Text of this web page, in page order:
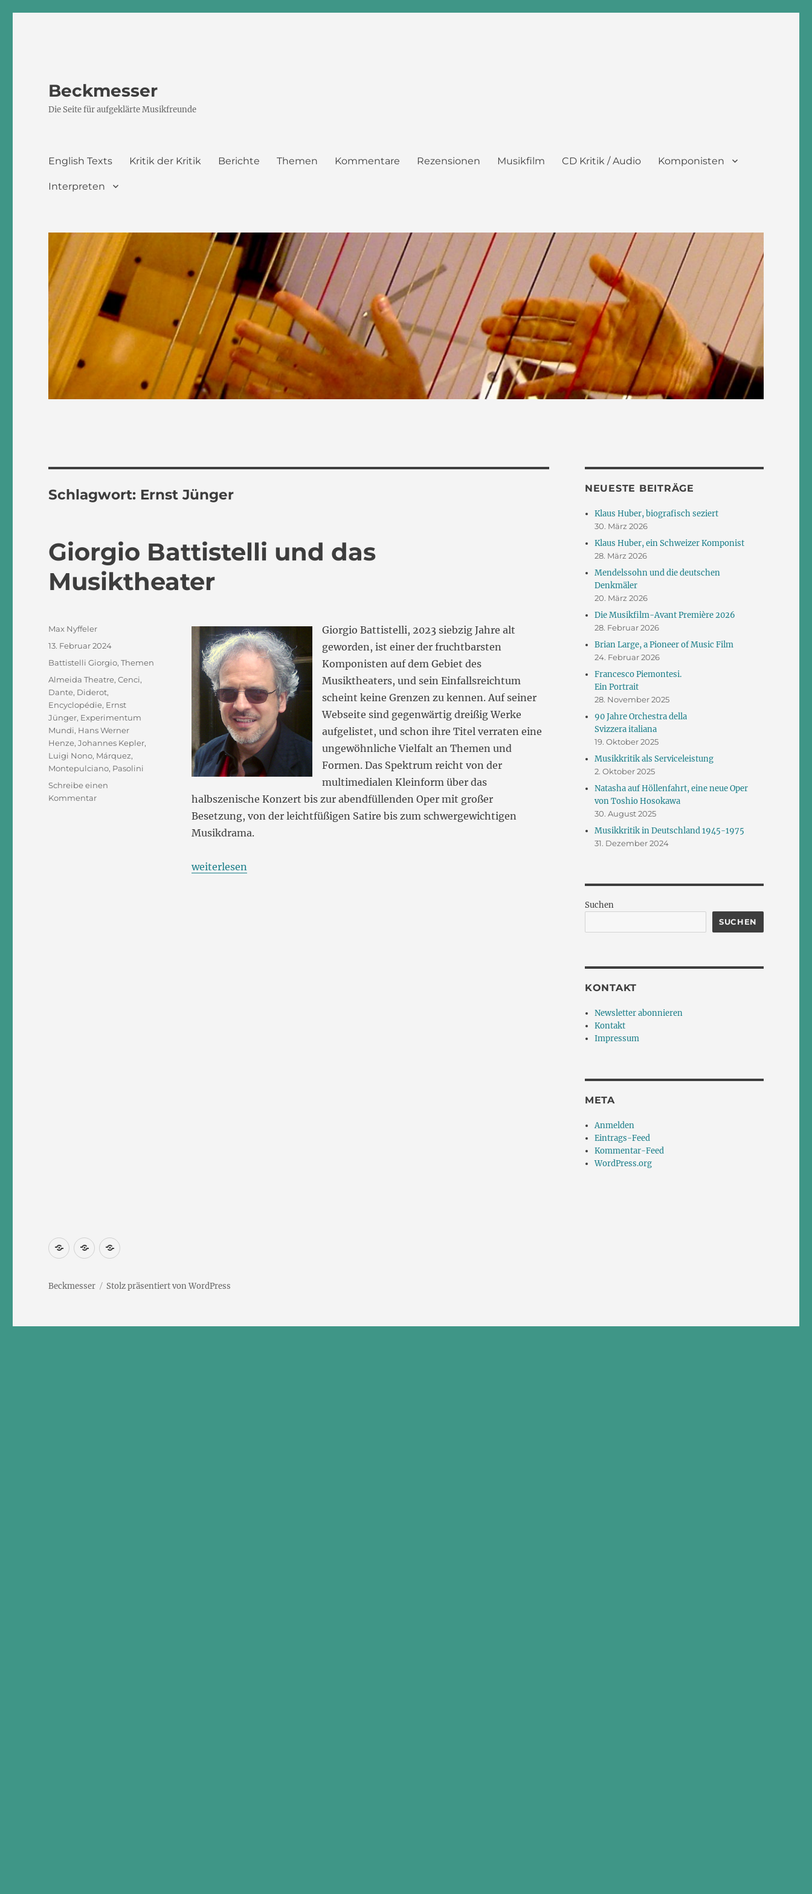
Beckmesser
Die Seite für aufgeklärte Musikfreunde
English Texts Kritik der Kritik Berichte Themen Kommentare Rezensionen Musikfilm CD Kritik / Audio Komponisten
Interpreten
Schlagwort: Ernst Jünger
Giorgio Battistelli und das
Musiktheater
Giorgio Battistelli, 2023 siebzig Jahre alt
geworden, ist einer der fruchtbarsten
Komponisten auf dem Gebiet des
Musiktheaters, und sein Einfallsreichtum
scheint keine Grenzen zu kennen. Auf seiner
Webseite sind gegenwärtig dreißig Werke
aufgelistet, und schon ihre Titel verraten eine
ungewöhnliche Vielfalt an Themen und
Formen. Das Spektrum reicht von der
multimedialen Kleinform über das
halbszenische Konzert bis zur abendfüllenden Oper mit großer
Besetzung, von der leichtfüßigen Satire bis zum schwergewichtigen
Musikdrama.
„Giorgio Battistelli und das Musiktheater“
weiterlesen
Autor
Max Nyffeler
Veröffentlicht
13. Februar 2024
Kategorien
Battistelli Giorgio,Themen
Schlagwörter
Almeida Theatre,Cenci,
Dante, Diderot,
Encyclopédie, Ernst
Jünger, Experimentum
Mundi, Hans Werner
Henze,Johannes Kepler,
Luigi Nono, Márquez,
Montepulciano, Pasolini
Schreibe einen
Kommentarzu
NEUESTE BEITRÄGE
Klaus Huber, biografisch seziert
30. März 2026
Klaus Huber, ein Schweizer Komponist
28. März 2026
Mendelssohn und die deutschen
Denkmäler
20. März 2026
Die Musikfilm-Avant Première 2026
28. Februar 2026
Brian Large, a Pioneer of Music Film
24. Februar 2026
Francesco Piemontesi.
Ein Portrait
28. November 2025
90 Jahre Orchestra della
Svizzera italiana
19. Oktober 2025
Musikkritik als Serviceleistung
2. Oktober 2025
Natasha auf Höllenfahrt, eine neue Oper
von Toshio Hosokawa
30. August 2025
Musikkritik in Deutschland 1945-1975
31. Dezember 2024
Suchen
SUCHEN
KONTAKT
Newsletter abonnieren
Kontakt
Impressum
META
Anmelden
Eintrags-Feed
Kommentar-Feed
WordPress.org
Newsletter
KontaktImpressum
Beckmesser Stolz präsentiert von WordPress